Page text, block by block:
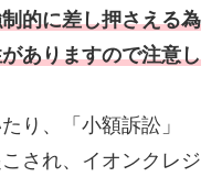
的に差し押さえる為
ありますので注意し
り、「小額訴訟」
され、イオンクレジ